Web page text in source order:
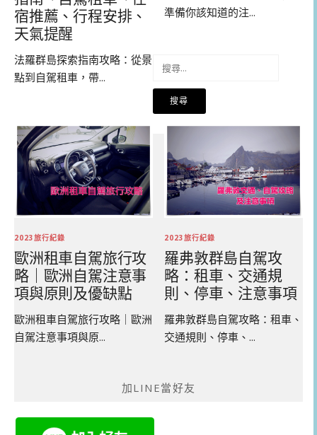
宿推薦、行程安排、
天氣提醒
法羅群島探索指南攻略：從景
點到自駕租車，帶...
準備你該知道的注...
2023旅行紀錄
歐洲租車自駕旅行攻
略｜歐洲自駕注意事
項與原則及優缺點
歐洲租車自駕旅行攻略｜歐洲
自駕注意事項與原...
2023旅行紀錄
羅弗敦群島自駕攻
略：租車、交通規
則、停車、注意事項
羅弗敦群島自駕攻略：租車、
交通規則、停車、...
關
加LINE當好友